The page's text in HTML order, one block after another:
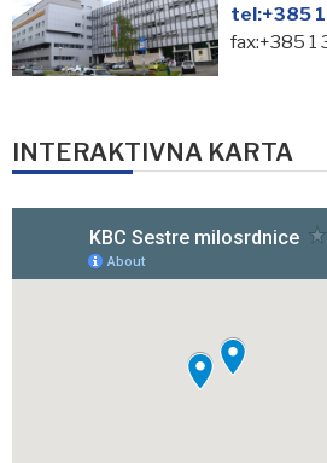
tel:+385
fax:+385 1
INTERAKTIVNA KARTA